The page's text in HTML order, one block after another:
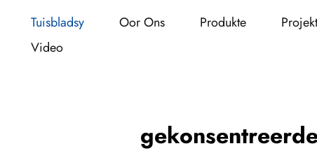
Tuisbladsy Oor Ons Produkte
Video